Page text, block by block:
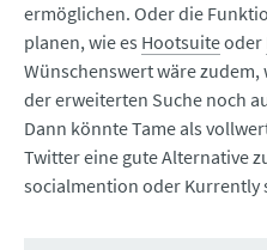
ermöglichen. Oder die
planen, wie es Hootsuiteoder
Wünschenswert wäre
der erweiterten Suche noch
Dann könnte Tame als
Twitter eine gute Alternative
socialmention oder Kurrently